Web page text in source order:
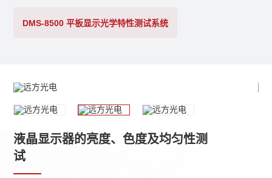
DMS-8500 平板显示光学特性测试系统
液晶显示器的亮度、色度及均匀性测
试